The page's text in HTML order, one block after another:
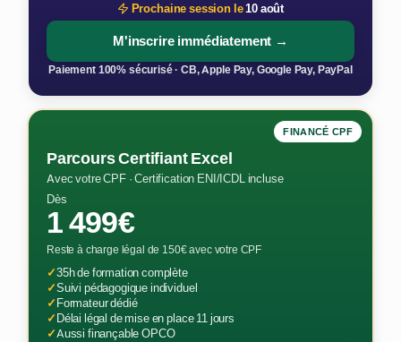
Prochaine session le10 août
M'inscrire immédiatement →
Paiement 100% sécurisé · CB, Apple Pay, Google Pay, PayPal
FINANCÉ CPF
Parcours Certifiant Excel
Avec votre CPF · Certification ENI/ICDL incluse
Dès
1 499€
Reste à charge légal de 150€ avec votre CPF
✓35h de formation complète
✓Suivi pédagogique individuel
✓Formateur dédié
✓Délai légal de mise en place 11 jours
✓Aussi finançable OPCO